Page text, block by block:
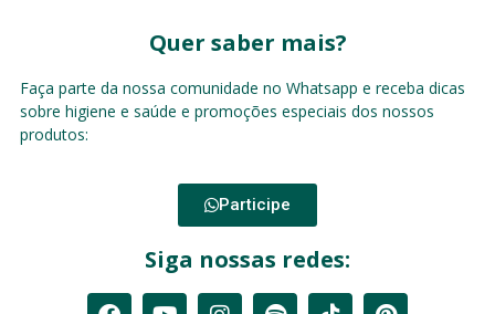
Quer saber mais?
Faça parte da nossa comunidade no Whatsapp e receba dicas
sobre higiene e saúde e promoções especiais dos nossos
produtos:
Participe
Siga nossas redes: